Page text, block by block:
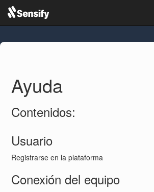
Ayuda
Contenidos:
Usuario
Registrarse en la plataforma
Conexión del equipo